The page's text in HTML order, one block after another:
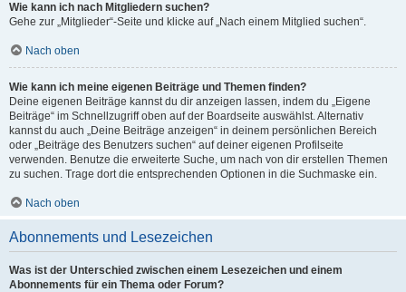
Wie kann ich nach Mitgliedern suchen?
Gehe zur „Mitglieder“-Seite und klicke auf „Nach einem Mitglied suchen“.
Nach oben
Wie kann ich meine eigenen Beiträge und Themen finden?
Deine eigenen Beiträge kannst du dir anzeigen lassen, indem du „Eigene
Beiträge“ im Schnellzugriff oben auf der Boardseite auswählst. Alternativ
kannst du auch „Deine Beiträge anzeigen“ in deinem persönlichen Bereich
oder „Beiträge des Benutzers suchen“ auf deiner eigenen Profilseite
verwenden. Benutze die erweiterte Suche, um nach von dir erstellen Themen
zu suchen. Trage dort die entsprechenden Optionen in die Suchmaske ein.
Nach oben
Abonnements und Lesezeichen
Was ist der Unterschied zwischen einem Lesezeichen und einem
Abonnements für ein Thema oder Forum?